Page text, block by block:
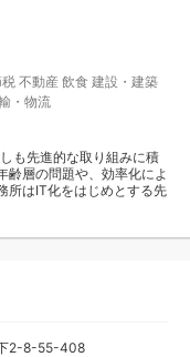
不動産 飲食 建設・建築
・物流
も先進的な取り組みに積
齢層の問題や、効率化によ
所はIT化をはじめとする先
2-8-55-408